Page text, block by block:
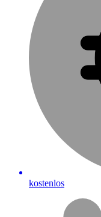
kostenlos